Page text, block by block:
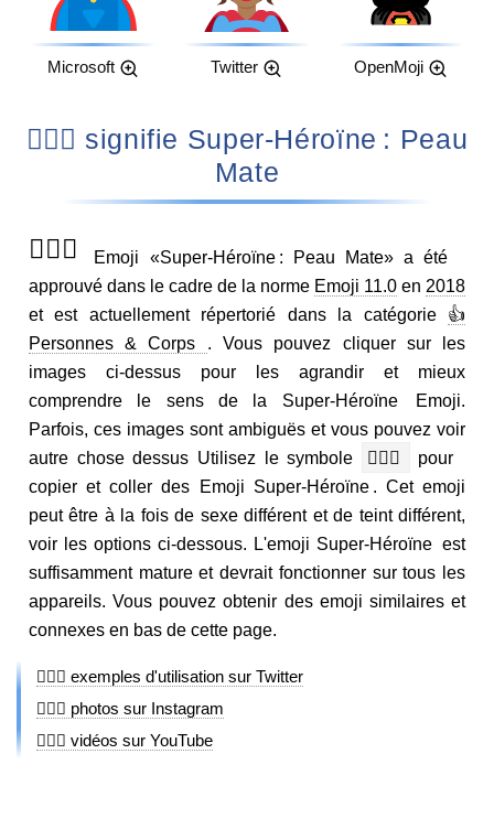
Microsoft Twitter OpenMoji
🦸🏾‍♀️ signifie Super-Héroïne : Peau
Mate
🦸🏾‍♀️
Emoji «Super-Héroïne : Peau Mate» a été
approuvé dans le cadre de la norme Emoji 11.0 en 2018
et est actuellement répertorié dans la catégorie 👍
Personnes & Corps . Vous pouvez cliquer sur les
images ci-dessus pour les agrandir et mieux
comprendre le sens de la Super-Héroïne Emoji.
Parfois, ces images sont ambiguës et vous pouvez voir
autre chose dessus Utilisez le symbole
🦸🏾‍♀️
pour
copier et coller des Emoji Super-Héroïne . Cet emoji
peut être à la fois de sexe différent et de teint différent,
voir les options ci-dessous. L'emoji Super-Héroïne est
suffisamment mature et devrait fonctionner sur tous les
appareils. Vous pouvez obtenir des emoji similaires et
connexes en bas de cette page.
🦸🏾‍♀️ exemples d'utilisation sur Twitter
🦸🏾‍♀️ photos sur Instagram
🦸🏾‍♀️ vidéos sur YouTube